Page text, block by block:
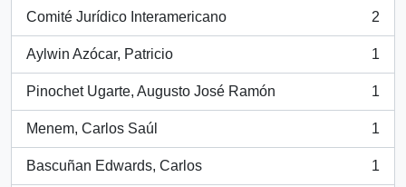
Comité Jurídico Interamericano
, 2 resultados
2
Aylwin Azócar, Patricio
, 1 resultados
1
Pinochet Ugarte, Augusto José Ramón
, 1 resultados
1
Menem, Carlos Saúl
, 1 resultados
1
Bascuñan Edwards, Carlos
, 1 resultados
1